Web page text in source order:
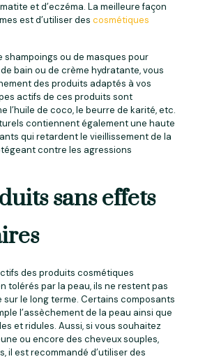
et d’eczéma. La meilleure façon
est d’utiliser des cosmétiques
shampoings ou de masques pour
bain ou de crème hydratante, vous
des produits adaptés à vos
actifs de ces produits sont
l’huile de coco, le beurre de karité, etc.
contiennent également une haute
qui retardent le vieillissement de la
contre les agressions
sans effets
des produits cosmétiques
tolérés par la peau, ils ne restent pas
le long terme. Certains composants
l’assèchement de la peau ainsi que
et ridules. Aussi, si vous souhaitez
ou encore des cheveux souples,
il est recommandé d’utiliser des